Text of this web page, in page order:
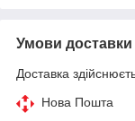
Умови доставки
Доставка
Нова Пошта